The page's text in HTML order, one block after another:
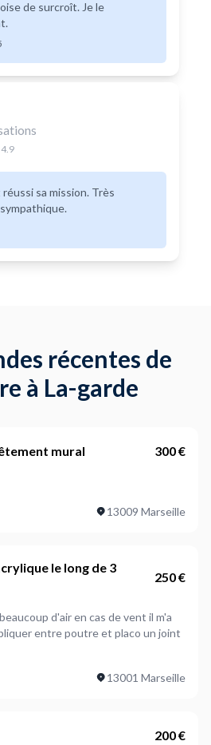
de surcroît. Je le
4.9
sa mission. Très
récentes de
à La-garde
mural 300 €
13009 Marseille
le long de 3
250 €
d'air en cas de vent il m'a
un joint
13001 Marseille
200 €